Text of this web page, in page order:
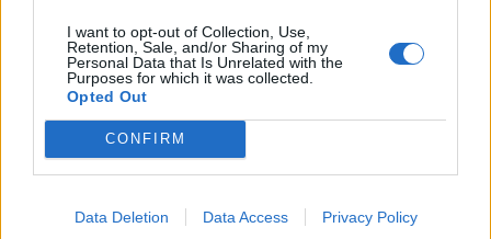
I want to opt-out of Collection, Use,
Retention, Sale, and/or Sharing of my
Personal Data that Is Unrelated with the
Purposes for which it was collected.
Opted Out
CONFIRM
Data Deletion Data Access Privacy Policy
ηλικιωμένη
παραλία της Αγίας Βάσως στο Τρίκερι
Μεταναστευτικό: Σύλληψη 18χρονου διακινητή για την
"καραβιά" στον Τσούτσουρα